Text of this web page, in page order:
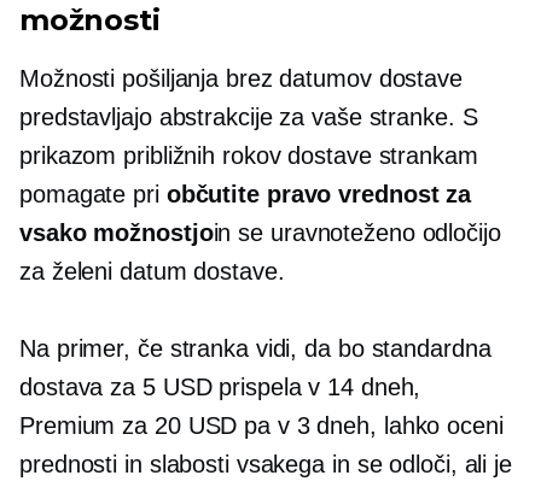
možnosti
Možnosti pošiljanja brez datumov dostave
predstavljajo abstrakcije za vaše stranke. S
prikazom približnih rokov dostave strankam
pomagate pri občutite pravo vrednost za
vsako možnostjoin se uravnoteženo odločijo
za želeni datum dostave.
Na primer, če stranka vidi, da bo standardna
dostava za 5 USD prispela v 14 dneh,
Premium za 20 USD pa v 3 dneh, lahko oceni
prednosti in slabosti vsakega in se odloči, ali je